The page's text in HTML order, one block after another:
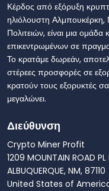
Κέρδος από εξόρυξη
ηλιόλουστη
Πολιτειών, είναι μια
επικεντρωμένων σε
Το κρατάμε δωρεάν,
στέρεες προσφορές σε
κρατούν τους εξορυκτές
μεγαλώνει.
Διεύθυνση
Crypto Miner Profit
1209 MOUNTAIN ROAD PL
ALBUQUERQUE, NM, 87110
United States of